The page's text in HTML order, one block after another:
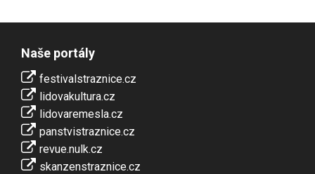
Naše portály
festivalstraznice.cz
lidovakultura.cz
lidovaremesla.cz
panstvistraznice.cz
revue.nulk.cz
skanzenstraznice.cz